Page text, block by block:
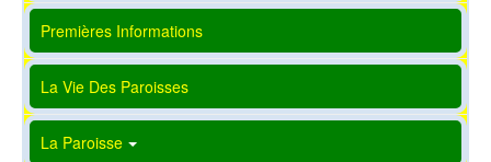
Premières Informations
La Vie Des Paroisses
La Paroisse